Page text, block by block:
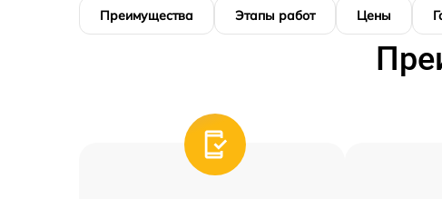
Преимущества Этапы работ Цены